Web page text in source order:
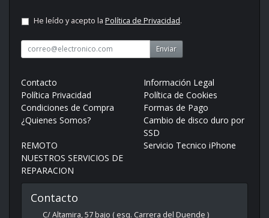
He leído y acepto la Política de Privacidad.
Enviar
Contacto
Información Legal
Política Privacidad
Política de Cookies
Condiciones de Compra
Formas de Pago
¿Quienes Somos?
Cambio de disco duro por
SSD
REMOTO
Servicio Tecnico iPhone
NUESTROS SERVICIOS DE
REPARACION
Contacto
C/ Altamira, 57 bajo ( esq. Carrera del Duende )